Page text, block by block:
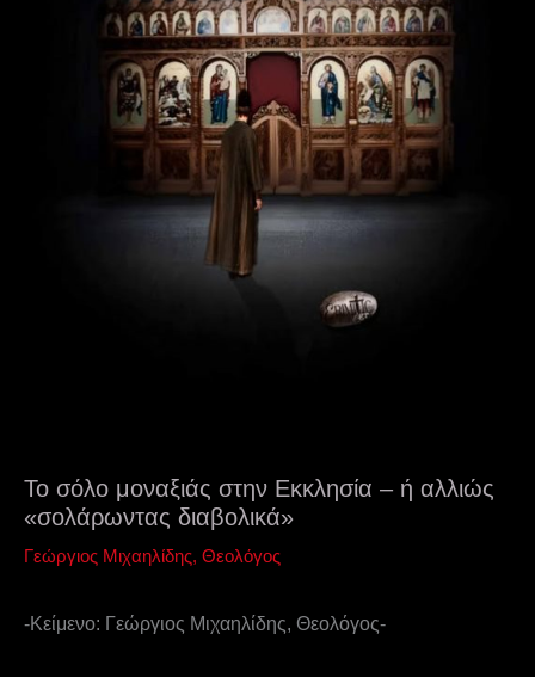
Το σόλο μοναξιάς στην Εκκλησία – ή αλλιώς
«σολάρωντας διαβολικά»
Γεώργιος Μιχαηλίδης, Θεολόγος
-Κείμενο: Γεώργιος Μιχαηλίδης, Θεολόγος-